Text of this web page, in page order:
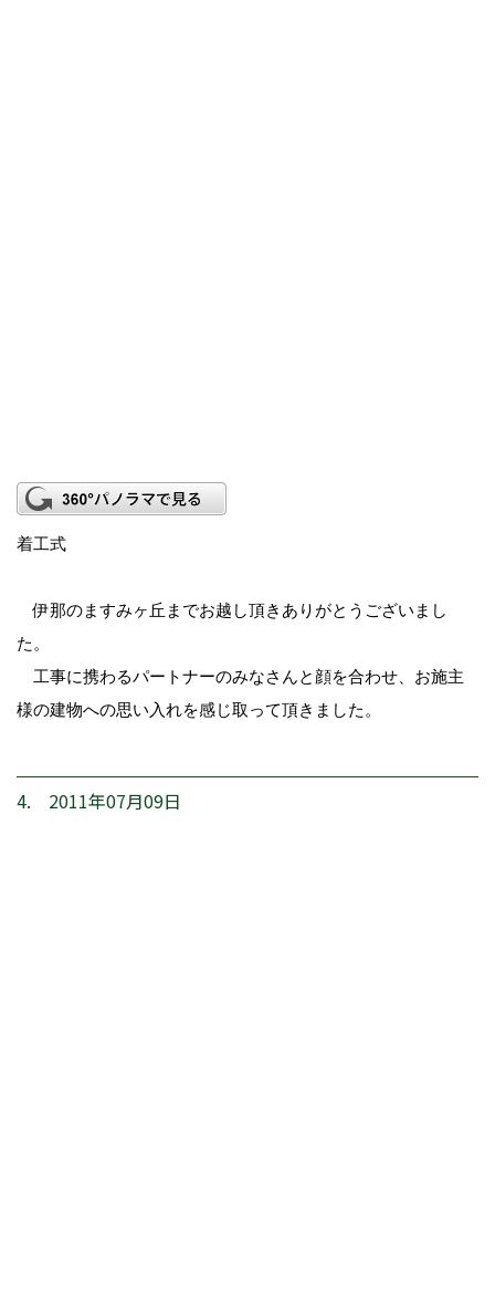
着工式
伊那のますみヶ丘までお越し頂きありがとうございまし
た。
工事に携わるパートナーのみなさんと顔を合わせ、お施主
様の建物への思い入れを感じ取って頂きました。
4. 2011年07月09日